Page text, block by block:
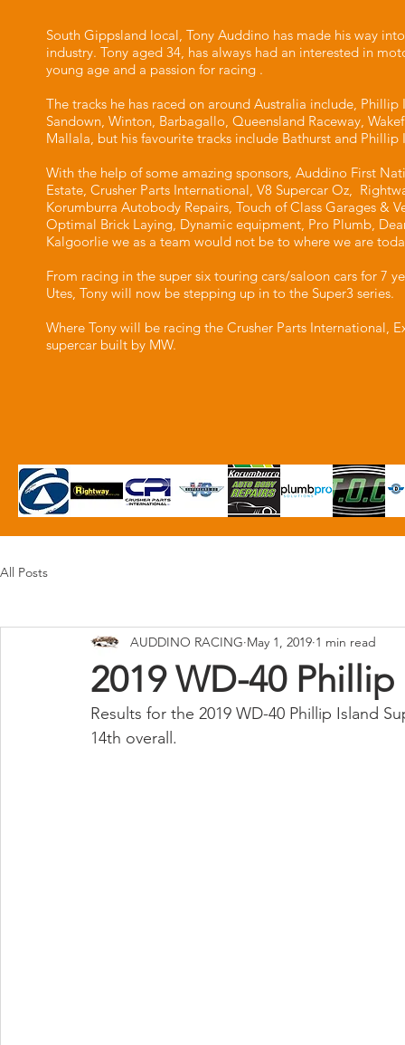
South Gippsland local, Tony Auddino has made his way
industry. Tony aged 34, has always had an interested in
young age and a passion for racing .
The tracks he has raced on around Australia include, Phillip
Sandown, Winton, Barbagallo, Queensland Raceway,
Mallala, but his favourite tracks include Bathurst and Phillip
With the help of some amazing sponsors, Auddino First
Estate, Crusher Parts International, V8 Supercar Oz,
Korumburra Autobody Repairs, Touch of Class Garages &
Optimal Brick Laying, Dynamic equipment, Pro Plumb,
Kalgoorlie we as a team would not be to where we are
From racing in the super six touring cars/saloon cars for 7
Utes, Tony will now be stepping up in to the Super3 series.
Where Tony will be racing the Crusher Parts International,
supercar built by MW.
All Posts
2019 WD-40
AUDDINO RACING May 1, 2019 1 min read
Results for the 2019 WD-40 Phillip Island
14th overall.